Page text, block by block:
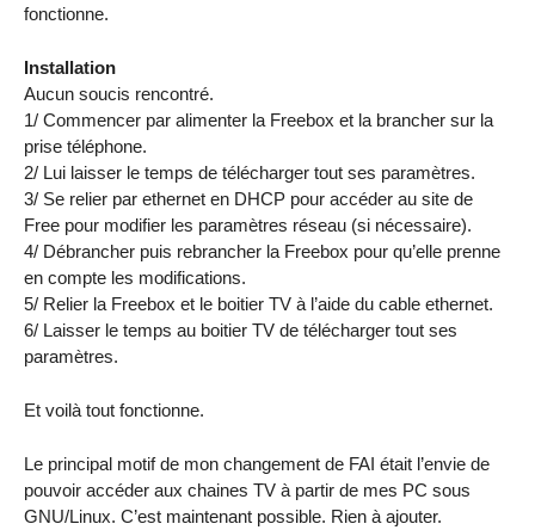
fonctionne.
Installation
Aucun soucis rencontré.
1/ Commencer par alimenter la Freebox et la brancher sur la
prise téléphone.
2/ Lui laisser le temps de télécharger tout ses paramètres.
3/ Se relier par ethernet en DHCP pour accéder au site de
Free pour modifier les paramètres réseau (si nécessaire).
4/ Débrancher puis rebrancher la Freebox pour qu’elle prenne
en compte les modifications.
5/ Relier la Freebox et le boitier TV à l’aide du cable ethernet.
6/ Laisser le temps au boitier TV de télécharger tout ses
paramètres.
Et voilà tout fonctionne.
Le principal motif de mon changement de FAI était l’envie de
pouvoir accéder aux chaines TV à partir de mes PC sous
GNU/Linux. C’est maintenant possible. Rien à ajouter.